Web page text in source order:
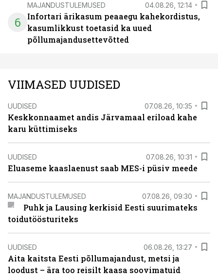
6
MAJANDUSTULEMUSED 04.08.26, 12:14
Infortari ärikasum peaaegu kahekordistus,
kasumlikkust toetasid ka uued
põllumajandusettevõtted
VIIMASED UUDISED
UUDISED 07.08.26, 10:35
Keskkonnaamet andis Järvamaal eriload kahe
karu küttimiseks
UUDISED 07.08.26, 10:31
Eluaseme kaaslaenust saab MES-i püsiv meede
MAJANDUSTULEMUSED 07.08.26, 09:30
Puhk ja Lausing kerkisid Eesti suurimateks
toidutöösturiteks
UUDISED 06.08.26, 13:27
Aita kaitsta Eesti põllumajandust, metsi ja
loodust – ära too reisilt kaasa soovimatuid